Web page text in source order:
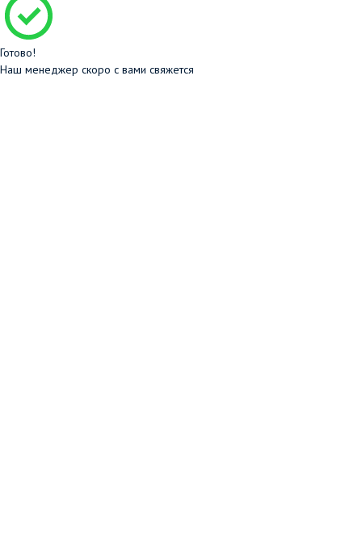
Готово!
Наш менеджер скоро с вами свяжется